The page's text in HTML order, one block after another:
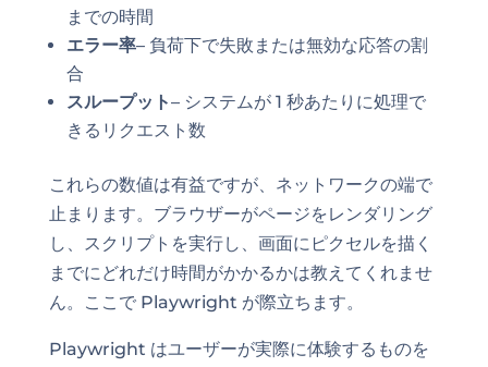
までの時間
エラー率– 負荷下で失敗または無効な応答の割
合
スループット– システムが 1 秒あたりに処理で
きるリクエスト数
これらの数値は有益ですが、ネットワークの端で
止まります。ブラウザーがページをレンダリング
し、スクリプトを実行し、画面にピクセルを描く
までにどれだけ時間がかかるかは教えてくれませ
ん。ここで Playwright が際立ちます。
Playwright はユーザーが実際に体験するものを